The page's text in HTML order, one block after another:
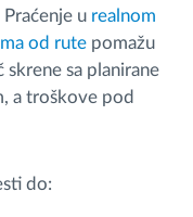
́enje u realnom
od rute pomažu
sa planirane
a troškove pod
do: